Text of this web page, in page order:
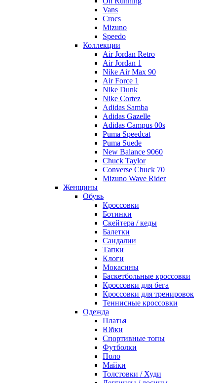
Vans
Crocs
Mizuno
Speedo
Коллекции
Air Jordan Retro
Air Jordan 1
Nike Air Max 90
Air Force 1
Nike Dunk
Nike Cortez
Adidas Samba
Adidas Gazelle
Adidas Campus 00s
Puma Speedcat
Puma Suede
New Balance 9060
Chuck Taylor
Converse Chuck 70
Mizuno Wave Rider
Женщины
Обувь
Кроссовки
Ботинки
Скейтера / кеды
Балетки
Сандалии
Тапки
Клоги
Мокасины
Баскетбольные кроссовки
Кроссовки для бега
Кроссовки для тренировок
Теннисные кроссовки
Одежда
Платья
Юбки
Спортивные топы
Футболки
Поло
Майки
Толстовки / Худи